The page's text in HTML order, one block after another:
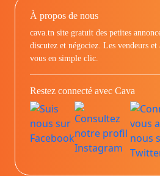
À propos de nous
cava.tn site gratuit des petites
discutez et négociez. Les vendeurs et
vous en simple clic.
Restez connecté avec Cava